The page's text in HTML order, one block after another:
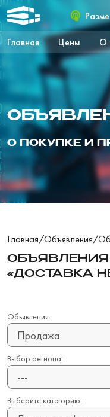
Главная Цены О
О ПОКУПКЕ И
Главная/Объявления/
«ДОСТАВКА
Объявления:
Выбор региона:
Выберите категорию: